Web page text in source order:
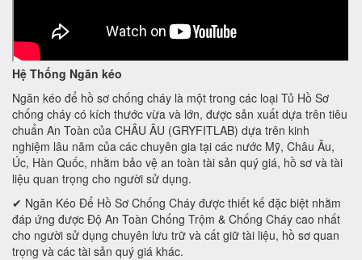
Hệ Thống Ngăn kéo
Ngăn kéo để hồ sơ chống cháy là một trong các loại Tủ Hồ Sơ
chống cháy có kích thước vừa và lớn, được sản xuất dựa trên tiêu
chuẩn An Toàn của CHÂU ÂU (GRYFITLAB) dựa trên kinh
nghiệm lâu năm của các chuyên gia tại các nước Mỹ, Châu Âu,
Úc, Hàn Quốc, nhằm bảo vệ an toàn tài sản quý giá, hồ sơ và tài
liệu quan trọng cho người sử dụng.
✔ Ngăn Kéo Để Hồ Sơ Chống Cháy được thiết kế đặc biệt nhằm
đáp ứng được Độ An Toàn Chống Trộm & Chống Cháy cao nhất
cho người sử dụng chuyên lưu trữ và cất giữ tài liệu, hồ sơ quan
trọng và các tài sản quý giá khác.